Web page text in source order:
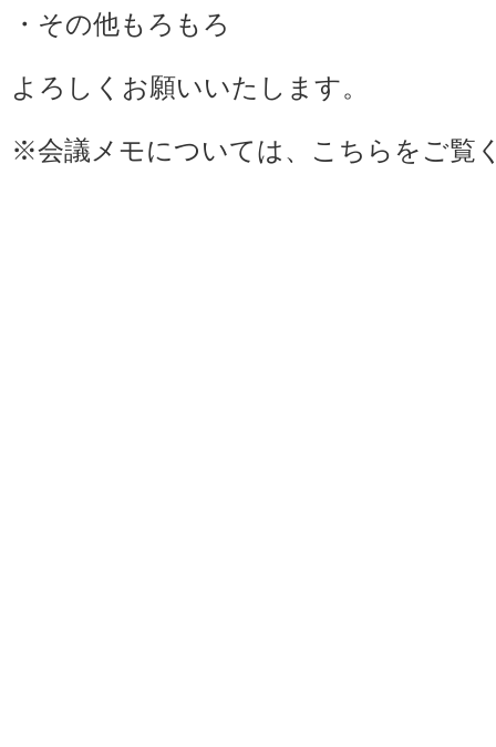
・その他もろもろ
よろしくお願いいたします。
※会議メモについては、 こちら をご覧